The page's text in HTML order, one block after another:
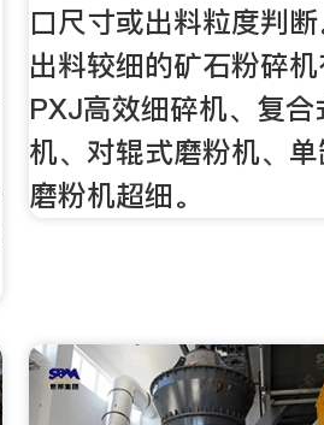
口尺寸或出料粒度判
出料较细的矿石粉碎机
PXJ高效细碎机、复合
机、对辊式磨粉机、
磨粉机超细。